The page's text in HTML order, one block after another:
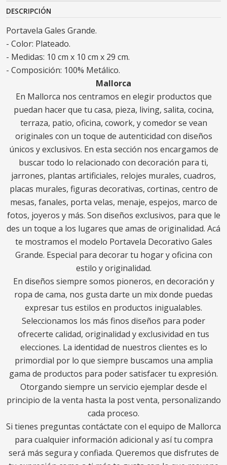
DESCRIPCIÓN
Portavela Gales Grande.
- Color: Plateado.
- Medidas: 10 cm x 10 cm x 29 cm.
- Composición: 100% Metálico.
Mallorca
En Mallorca nos centramos en elegir productos que
puedan hacer que tu casa, pieza, living, salita, cocina,
terraza, patio, oficina, cowork, y comedor se vean
originales con un toque de autenticidad con diseños
únicos y exclusivos. En esta sección nos encargamos de
buscar todo lo relacionado con decoración para ti,
jarrones, plantas artificiales, relojes murales, cuadros,
placas murales, figuras decorativas, cortinas, centro de
mesas, fanales, porta velas, menaje, espejos, marco de
fotos, joyeros y más. Son diseños exclusivos, para que le
des un toque a los lugares que amas de originalidad. Acá
te mostramos el modelo Portavela Decorativo Gales
Grande. Especial para decorar tu hogar y oficina con
estilo y originalidad.
En diseños siempre somos pioneros, en decoración y
ropa de cama, nos gusta darte un mix donde puedas
expresar tus estilos en productos inigualables.
Seleccionamos los más finos diseños para poder
ofrecerte calidad, originalidad y exclusividad en tus
elecciones. La identidad de nuestros clientes es lo
primordial por lo que siempre buscamos una amplia
gama de productos para poder satisfacer tu expresión.
Otorgando siempre un servicio ejemplar desde el
principio de la venta hasta la post venta, personalizando
cada proceso.
Si tienes preguntas contáctate con el equipo de Mallorca
para cualquier información adicional y así tu compra
será más segura y confiada. Queremos que disfrutes de